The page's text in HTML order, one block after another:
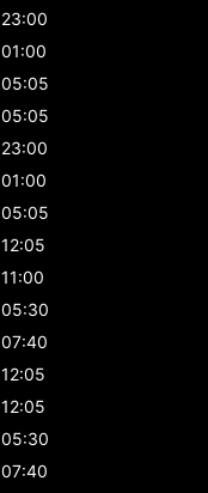
23:00
01:00
05:05
05:05
23:00
01:00
05:05
12:05
11:00
05:30
07:40
12:05
12:05
05:30
07:40